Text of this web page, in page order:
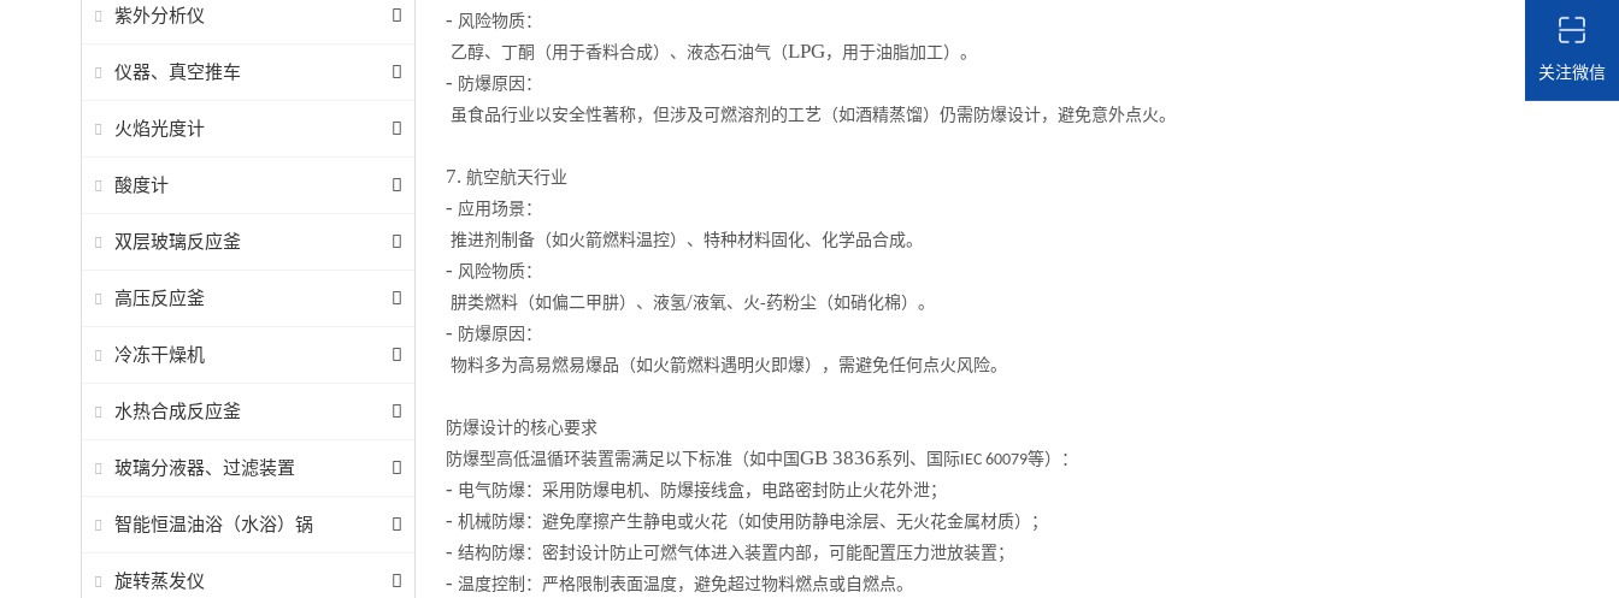
紫外分析仪
仪器、真空推车
火焰光度计
酸度计
双层玻璃反应釜
高压反应釜
冷冻干燥机
水热合成反应釜
玻璃分液器、过滤装置
智能恒温油浴（水浴）锅
旋转蒸发仪
- 风险物质：
乙醇、丁酮（用于香料合成）、液态石油气（LPG，用于油脂加工）。
- 防爆原因：
虽食品行业以安全性著称，但涉及可燃溶剂的工艺（如酒精蒸馏）仍需防爆设计，避免意外点火。
7. 航空航天行业
- 应用场景：
推进剂制备（如火箭燃料温控）、特种材料固化、化学品合成。
- 风险物质：
肼类燃料（如偏二甲肼）、液氢/液氧、火-药粉尘（如硝化棉）。
- 防爆原因：
物料多为高易燃易爆品（如火箭燃料遇明火即爆），需避免任何点火风险。
防爆设计的核心要求
防爆型高低温循环装置需满足以下标准（如中国 GB 3836系列、国际IEC 60079等）：
- 电气防爆：采用防爆电机、防爆接线盒，电路密封防止火花外泄；
- 机械防爆：避免摩擦产生静电或火花（如使用防静电涂层、无火花金属材质）；
- 结构防爆：密封设计防止可燃气体进入装置内部，可能配置压力泄放装置；
- 温度控制：严格限制表面温度，避免超过物料燃点或自燃点。
关注微信